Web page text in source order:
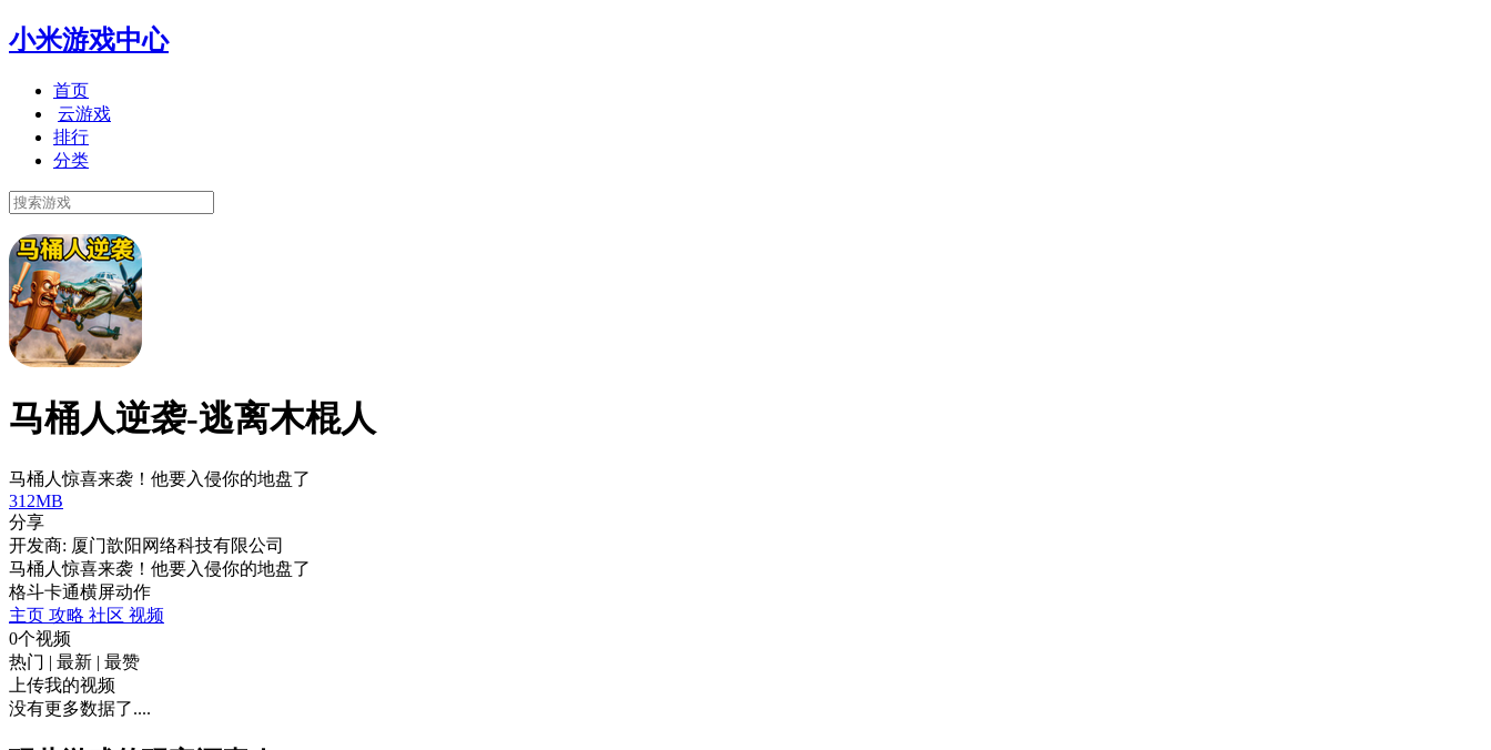
小米游戏中心
首页
云游戏
排行
分类
马桶人逆袭-逃离木棍人
马桶人惊喜来袭！他要入侵你的地盘了
312MB
分享
开发商: 厦门歆阳网络科技有限公司
马桶人惊喜来袭！他要入侵你的地盘了
格斗卡通横屏动作
主页 攻略 社区 视频
0个视频
热门 | 最新 | 最赞
上传我的视频
没有更多数据了....